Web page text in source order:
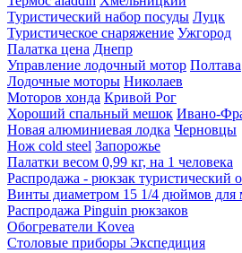
Туристический набор посуды Луцк
Туристическое снаряжение Ужгород
Палатка цена Днепр
Управление лодочный мотор Полтава
Лодочные моторы Николаев
Моторов хонда Кривой Рог
Хороший спальный мешок Ивано-
Новая алюминиевая лодка Черновцы
Нож cold steel Запорожье
Палатки весом 0,99 кг, на 1 человека
Распродажа - рюкзак туристический
Винты диаметром 15 1/4 дюймов для
Распродажа Pinguin рюкзаков
Обогреватели Kovea
Столовые приборы Экспедиция